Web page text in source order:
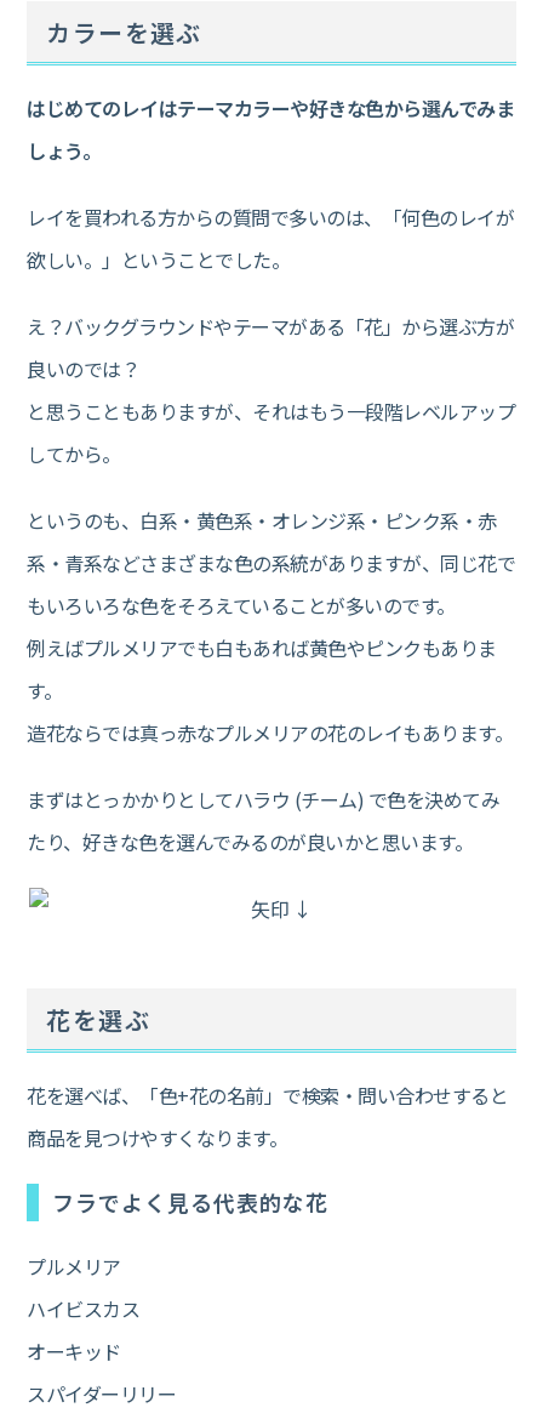
カラーを選ぶ
はじめてのレイはテーマカラーや好きな色から選んでみま
しょう。
レイを買われる方からの質問で多いのは、「何色のレイが
欲しい。」ということでした。
え？バックグラウンドやテーマがある「花」から選ぶ方が
良いのでは？
と思うこともありますが、それはもう一段階レベルアップ
してから。
というのも、白系・黄色系・オレンジ系・ピンク系・赤
系・青系などさまざまな色の系統がありますが、同じ花で
もいろいろな色をそろえていることが多いのです。
例えばプルメリアでも白もあれば黄色やピンクもありま
す。
造花ならでは真っ赤なプルメリアの花のレイもあります。
まずはとっかかりとしてハラウ (チーム) で色を決めてみ
たり、好きな色を選んでみるのが良いかと思います。
花を選ぶ
花を選べば、「色+花の名前」で検索・問い合わせすると
商品を見つけやすくなります。
フラでよく見る代表的な花
プルメリア
ハイビスカス
オーキッド
スパイダーリリー